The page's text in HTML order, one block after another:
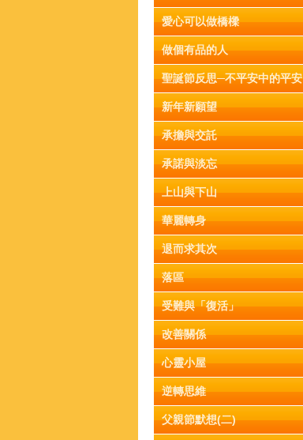
愛心可以做橋樑
做個有品的人
聖誕節反思─不平安中的平安
新年新願望
承擔與交託
承諾與淡忘
上山與下山
華麗轉身
退而求其次
落區
受難與「復活」
改善關係
心靈小屋
逆轉思維
父親節默想(二)